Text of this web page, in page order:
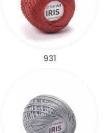
931